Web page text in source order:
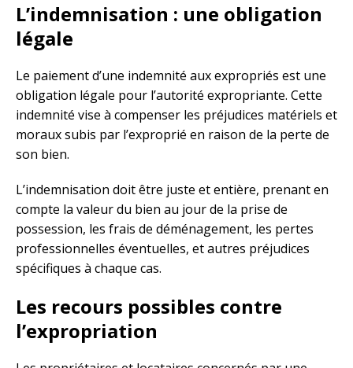
L’indemnisation : une obligation
légale
Le paiement d’une indemnité aux expropriés est une
obligation légale pour l’autorité expropriante. Cette
indemnité vise à compenser les préjudices matériels et
moraux subis par l’exproprié en raison de la perte de
son bien.
L’indemnisation doit être juste et entière, prenant en
compte la valeur du bien au jour de la prise de
possession, les frais de déménagement, les pertes
professionnelles éventuelles, et autres préjudices
spécifiques à chaque cas.
Les recours possibles contre
l’expropriation